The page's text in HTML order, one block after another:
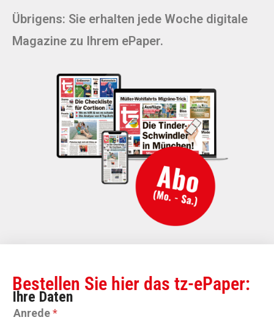
Übrigens: Sie erhalten jede Woche digitale
Magazine zu Ihrem ePaper.
Bestellen Sie hier das tz-ePaper:
Ihre Daten
Anrede*